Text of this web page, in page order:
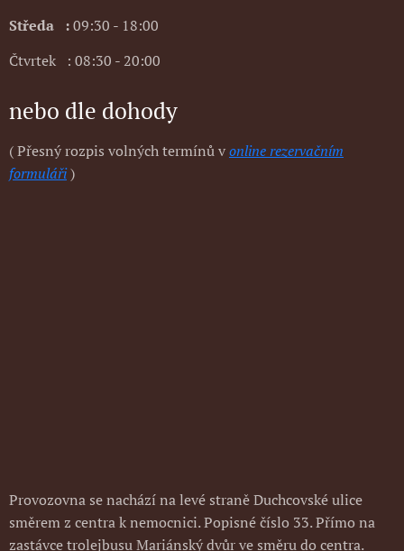
Středa :09:30 - 18:00
Čtvrtek : 08:30 - 20:00
nebo dle dohody
( Přesný rozpis volných termínů vonline rezervačním
formuláři)
Provozovna se nachází na levé straně Duchcovské ulice
směrem z centra k nemocnici. Popisné číslo 33. Přímo na
zastávce trolejbusu Mariánský dvůr ve směru do centra.